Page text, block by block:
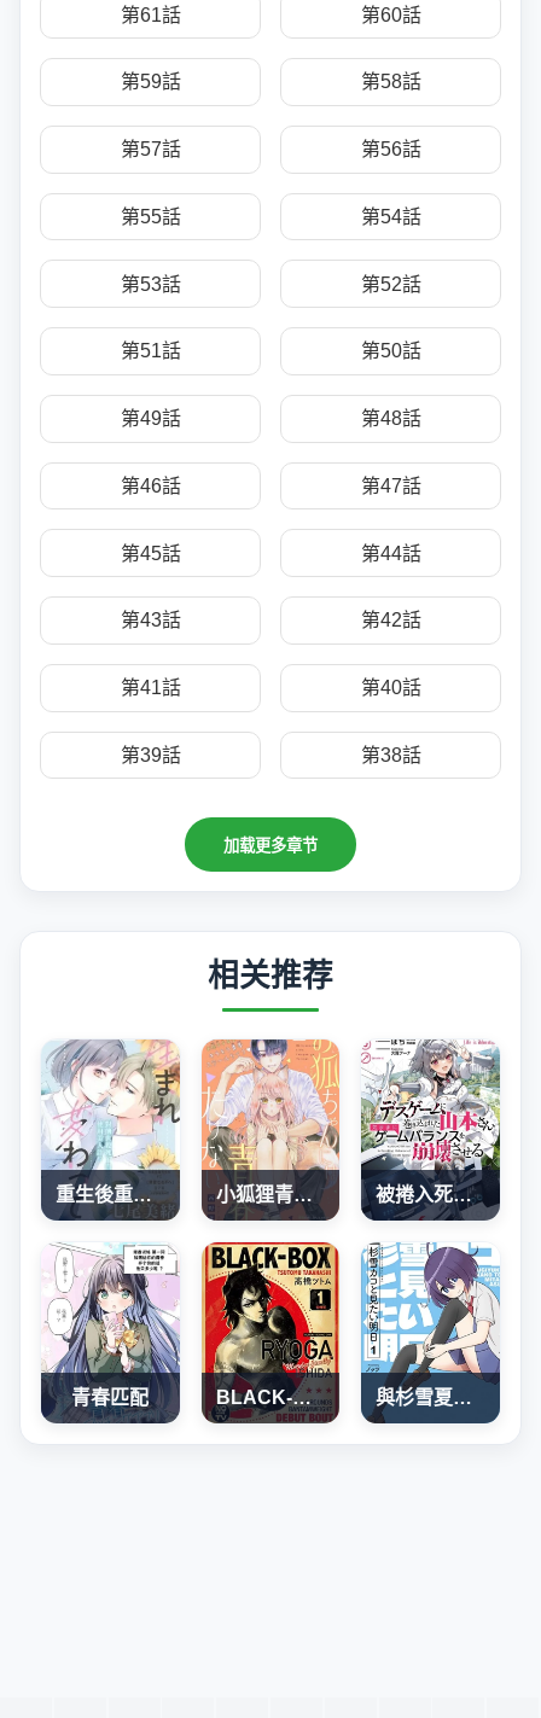
第61話 第60話
第59話 第58話
第57話 第56話
第55話 第54話
第53話 第52話
第51話 第50話
第49話 第48話
第46話 第47話
第45話 第44話
第43話 第42話
第41話 第40話
第39話 第38話
加载更多章节
相关推荐
重生後重新開始 小狐狸青春不足 被捲入死亡遊戲的山本小姐，正隨心所欲地摧毀遊戲平衡
青春匹配 BLACK-BOX 與杉雪夏子的明天